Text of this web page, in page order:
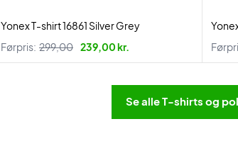
Yonex T-shirt 16861 Silver Grey
Førpris: 299,00 239,00 kr.
Se alle T-shirts og